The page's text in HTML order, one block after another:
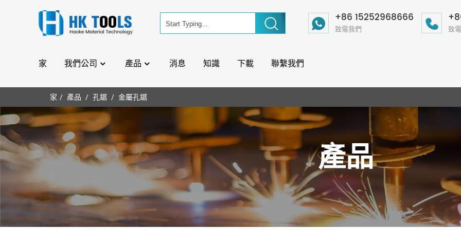
+86 15252968666
致電我們 致
家 我們公司 產品 消息 知識 下載 聯繫我們
家 產品 孔鋸 金屬孔鋸
產品